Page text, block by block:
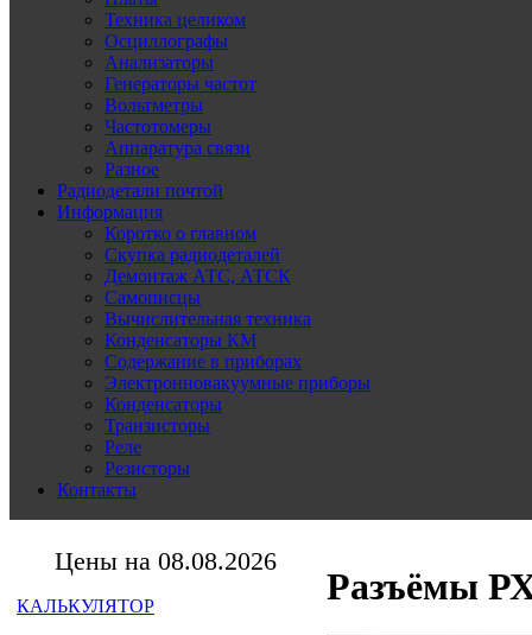
Техника целиком
Осциллографы
Анализаторы
Генераторы частот
Вольтметры
Частотомеры
Аппаратура связи
Разное
Радиодетали почтой
Информация
Коротко о главном
Скупка радиодеталей
Демонтаж АТС, АТСК
Самописцы
Вычислительная техника
Конденсаторы КМ
Содержание в приборах
Электронновакуумные приборы
Конденсаторы
Транзисторы
Реле
Резисторы
Контакты
Цены на 08.08.2026
КАЛЬКУЛЯТОР
Разъёмы